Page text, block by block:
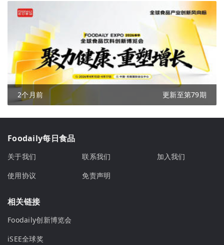
2个月前 更新至第79期
Foodaily每日食品
关于我们 联系我们
加入我们
使用协议
免责声明
相关链接
Foodaily创新博览会
iSEE全球奖